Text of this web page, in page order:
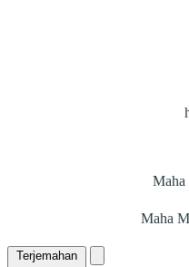
Maha
Maha
Terjemahan